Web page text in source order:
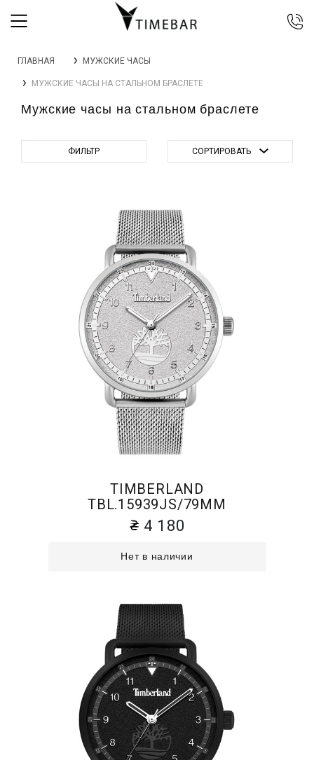
044 392 44 45
067 344 14 44 (viber)
0 800 305 805
ГЛАВНАЯ МУЖСКИЕ ЧАСЫ
МУЖСКИЕ ЧАСЫ НА СТАЛЬНОМ БРАСЛЕТЕ
Мужские часы на стальном браслете
ФИЛЬТР СОРТИРОВАТЬ
TIMBERLAND
TBL.15939JS/79MM
4 180
Нет в наличии